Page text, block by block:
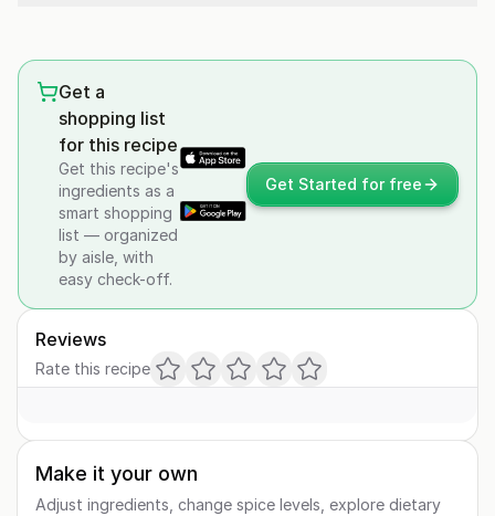
Get a
shopping list
for this recipe
Get this recipe's
ingredients as a
smart shopping
list — organized
by aisle, with
easy check-off.
Get Started for free
Reviews
Rate this recipe
Make it your own
Adjust ingredients, change spice levels, explore dietary